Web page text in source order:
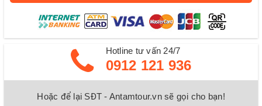
Hotline tư vấn 24/7
0912 121 936
Hoặc để lại SĐT - Antamtour.vn sẽ gọi cho bạn!